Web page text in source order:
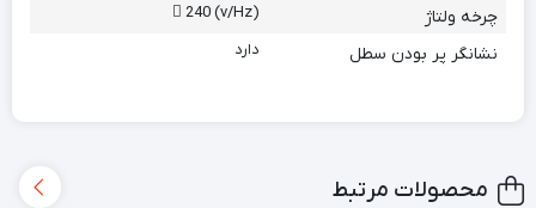
چرخه ولتاژ (v/Hz)  240
نشانگر پر بودن سطل دارد
محصولات مرتبط